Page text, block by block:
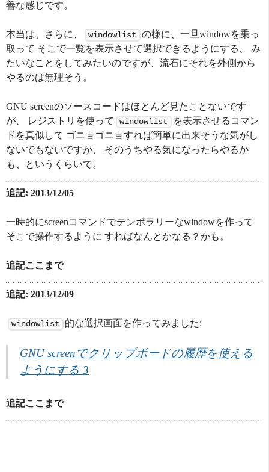
善な感じです。
本当は、さらに、 windowlist
の様に、一旦windowを乗っ
取って そこで一覧を表示させて選択できるようにする、 み
たいなことをしてみたいのですが、流石にそれを外側から
やるのは無理そう。
GNU screenのソースコードはほとんど見たことないです
が、 レジストリを使って
windowlist
を表示させるコマン
ドを真似して ゴニョゴニョすれば簡単に出来そうな気がし
ないでもないですが、 そのうちやる気になったらやるか
も、というくらいで。
追記: 2013/12/05
一時的にscreenコマンドでテンポラリーなwindowを作って
そこで操作するように すればなんとかなる？かも。
追記ここまで
追記: 2013/12/09
windowlist 的な選択画面を作ってみました:
GNU screenでクリップボードの履歴を使える
ようにする 3
追記ここまで